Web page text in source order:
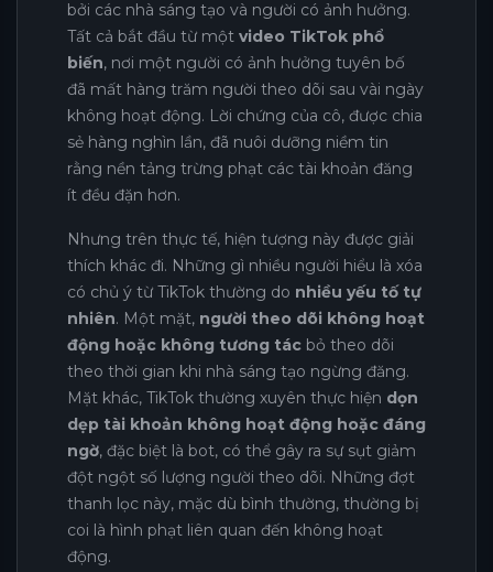
bởi các nhà sáng tạo và người có ảnh hưởng.
Tất cả bắt đầu từ một video TikTok phổ
biến, nơi một người có ảnh hưởng tuyên bố
đã mất hàng trăm người theo dõi sau vài ngày
không hoạt động. Lời chứng của cô, được chia
sẻ hàng nghìn lần, đã nuôi dưỡng niềm tin
rằng nền tảng trừng phạt các tài khoản đăng
ít đều đặn hơn.
Nhưng trên thực tế, hiện tượng này được giải
thích khác đi. Những gì nhiều người hiểu là xóa
có chủ ý từ TikTok thường do nhiều yếu tố tự
nhiên. Một mặt, người theo dõi không hoạt
động hoặc không tương tác bỏ theo dõi
theo thời gian khi nhà sáng tạo ngừng đăng.
Mặt khác, TikTok thường xuyên thực hiện dọn
dẹp tài khoản không hoạt động hoặc đáng
ngờ, đặc biệt là bot, có thể gây ra sự sụt giảm
đột ngột số lượng người theo dõi. Những đợt
thanh lọc này, mặc dù bình thường, thường bị
coi là hình phạt liên quan đến không hoạt
động.